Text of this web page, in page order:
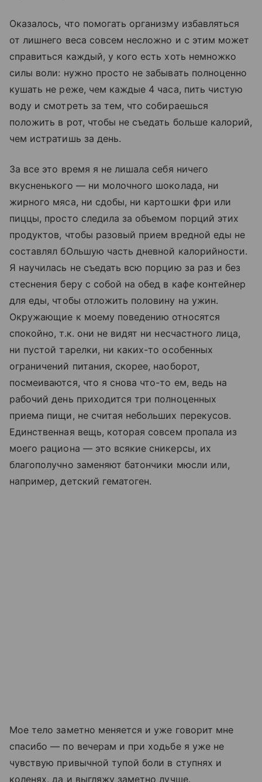
Оказалось, что помогать организму избавляться
от лишнего веса совсем несложно и с этим может
справиться каждый, у кого есть хоть немножко
силы воли: нужно просто не забывать полноценно
кушать не реже, чем каждые 4 часа, пить чистую
воду и смотреть за тем, что собираешься
положить в рот, чтобы не съедать больше калорий,
чем истратишь за день.
За все это время я не лишала себя ничего
вкусненького — ни молочного шоколада, ни
жирного мяса, ни сдобы, ни картошки фри или
пиццы, просто следила за объемом порций этих
продуктов, чтобы разовый прием вредной еды не
составлял бОльшую часть дневной калорийности.
Я научилась не съедать всю порцию за раз и без
стеснения беру с собой на обед в кафе контейнер
для еды, чтобы отложить половину на ужин.
Окружающие к моему поведению относятся
спокойно, т.к. они не видят ни несчастного лица,
ни пустой тарелки, ни каких-то особенных
ограничений питания, скорее, наоборот,
посмеиваются, что я снова что-то ем, ведь на
рабочий день приходится три полноценных
приема пищи, не считая небольших перекусов.
Единственная вещь, которая совсем пропала из
моего рациона — это всякие сникерсы, их
благополучно заменяют батончики мюсли или,
например, детский гематоген.
Мое тело заметно меняется и уже говорит мне
спасибо — по вечерам и при ходьбе я уже не
чувствую привычной тупой боли в ступнях и
коленях, да и выгляжу заметно лучше.